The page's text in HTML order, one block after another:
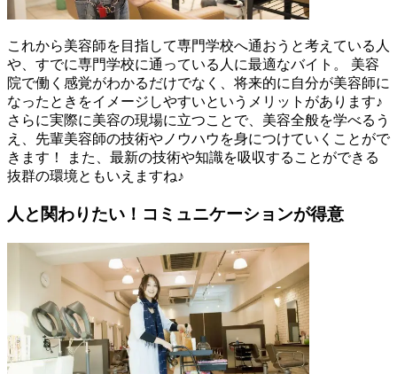
これから美容師を目指して専門学校へ通おうと考えている人
や、すでに専門学校に通っている人に最適なバイト。 美容
院で働く感覚がわかるだけでなく、将来的に自分が美容師に
なったときをイメージしやすいというメリットがあります♪
さらに実際に美容の現場に立つことで、美容全般を学べるう
え、先輩美容師の技術やノウハウを身につけていくことがで
きます！ また、最新の技術や知識を吸収することができる
抜群の環境ともいえますね♪
人と関わりたい！コミュニケーションが得意